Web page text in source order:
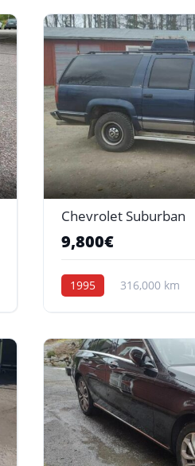
Chevrolet Suburban
9,800€
1995 316,000 km